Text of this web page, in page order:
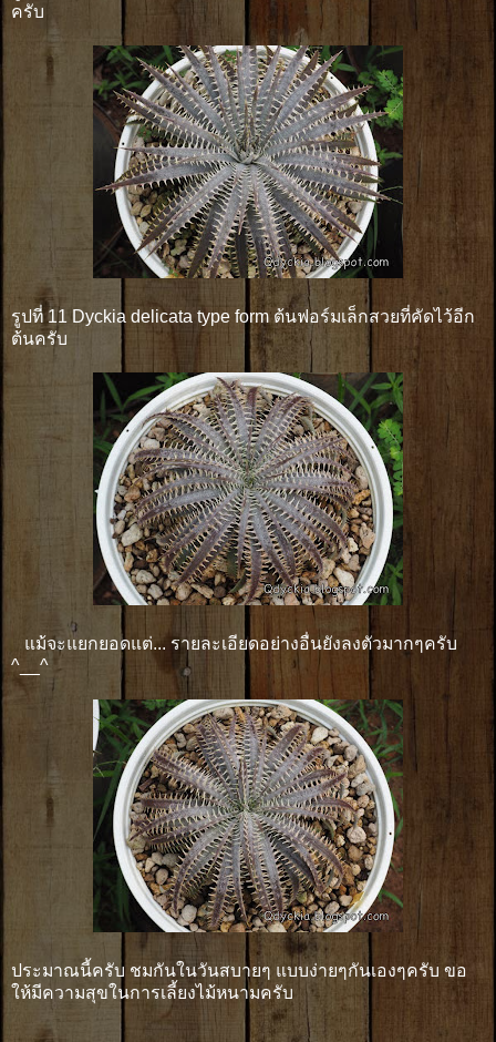
ครับ
รูปที่ 11 Dyckia delicata type form ต้นฟอร์มเล็กสวยที่คัดไว้อีก
ต้นครับ
แม้จะแยกยอดแต่... รายละเอียดอย่างอื่นยังลงตัวมากๆครับ
^__^
ประมาณนี้ครับ ชมกันในวันสบายๆ แบบง่ายๆกันเองๆครับ ขอ
ให้มีความสุขในการเลี้ยงไม้หนามครับ